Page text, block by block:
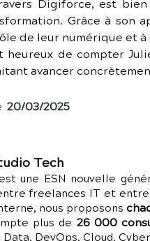
Digiforce, est
Grâce à son
de leur numérique et
heureux de compter
avancer
20/03/2025
Tech
une ESN nouvelle
freelances IT et
nous proposons
plus de 26 000
DevOps, Cloud,